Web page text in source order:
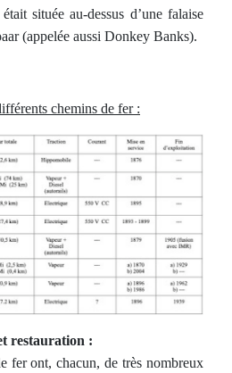
située au-dessus d’une falaise
(appelée aussi Donkey Banks).
chemins de fer :
restauration :
fer ont, chacun, de très nombreux